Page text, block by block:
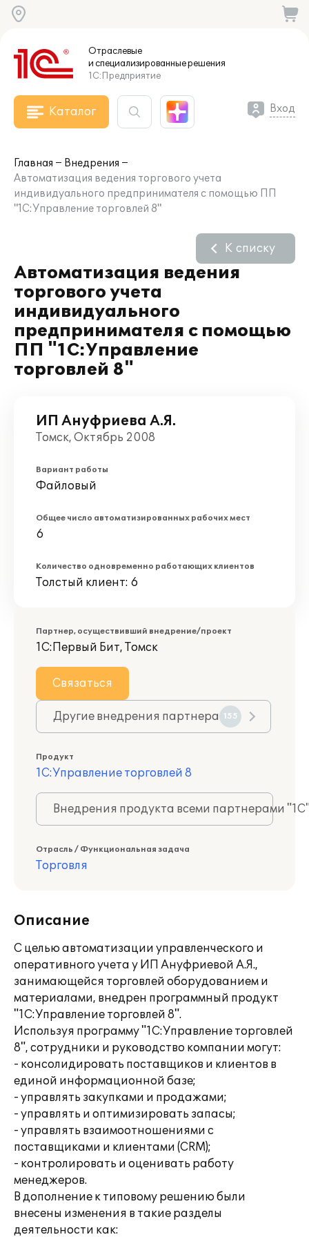
Отраслевые
и специализированныерешения
1С:Предприятие
Каталог Вход
Главная
Внедрения
Автоматизация ведения торгового учета
индивидуального предпринимателя с помощью ПП
"1С:Управление торговлей 8"
Автоматизация ведения
торгового учета
индивидуального
предпринимателя с помощью
ПП "1С:Управление
торговлей 8"
К списку
ИП Ануфриева А.Я.
Томск, Октябрь 2008
Вариант работы
Файловый
Общее число автоматизированных рабочих мест
6
Количество одновременно работающих клиентов
Толстый клиент: 6
Партнер, осуществивший внедрение/проект
1С:Первый Бит, Томск
Связаться
Другие внедрения партнера 155
Продукт
1С:Управление торговлей 8
Внедрения продукта всеми партнерами
Отрасль / Функциональная задача
Торговля
Описание
С целью автоматизации управленческого и
оперативного учета у ИП Ануфриевой А.Я.,
занимающейся торговлей оборудованием и
материалами, внедрен программный продукт
"1С:Управление торговлей 8".
Используя программу "1С:Управление торговлей
8", сотрудники и руководство компании могут:
- консолидировать поставщиков и клиентов в
единой информационной базе;
- управлять закупками и продажами;
- управлять и оптимизировать запасы;
- управлять взаимоотношениями с
поставщиками и клиентами (CRM);
- контролировать и оценивать работу
менеджеров.
В дополнение к типовому решению были
внесены изменения в такие разделы
деятельности как: